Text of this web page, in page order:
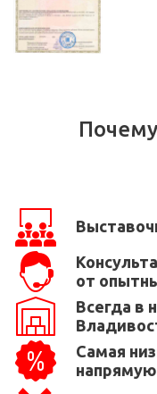
от
Всегда в
Самая